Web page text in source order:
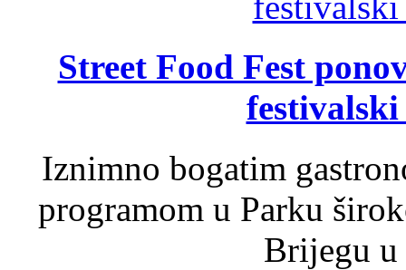
Street Food Fest
Iznimno bogatim
programom u Parku
Brijegu u